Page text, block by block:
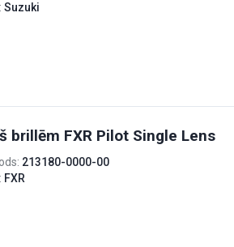
Suzuki
brillēm FXR Pilot Single Lens
213180-0000-00
FXR